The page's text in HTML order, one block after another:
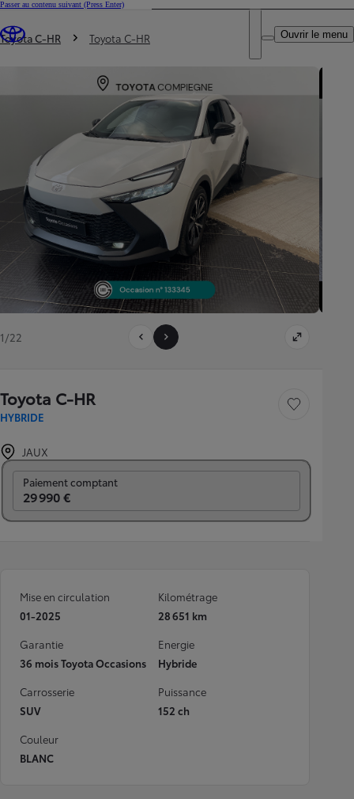
Passer au contenu suivant (Press Enter)
Trouvez un partenaire Toyota
DEALER NAME
Ouvrir le menu
Vous êtes ici
Toyota C-HR Toyota C-HR
1/22
Toyota C-HR
HYBRIDE
Sauvegarder le
JAUX
Paiement comptant
29 990 €
Mise en circulation
01-2025
Kilométrage
28 651 km
Garantie
36 mois Toyota Occasions
Energie
Hybride
Carrosserie
SUV
Puissance
152 ch
Couleur
BLANC